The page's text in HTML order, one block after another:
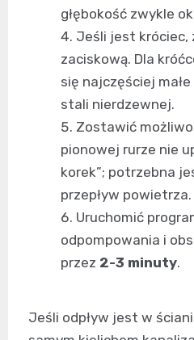
głębokość zwykle
Jeśli jest króciec,
zaciskową. Dla
się najczęściej
stali nierdzewnej.
Zostawić
pionowej rurze nie
korek”; potrzebna
przepływ powietrza.
Uruchomić
odpompowania i
przez 2-3 minuty.
Jeśli odpływ jest w